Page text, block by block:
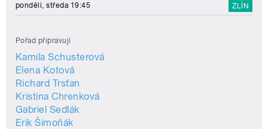
pondělí, středa 19:45 ZLÍN
Pořad připravují
Kamila Schusterová
Elena Kotová
Richard Trsťan
Kristína Chrenková
Gabriel Sedlák
Erik Šimoňák